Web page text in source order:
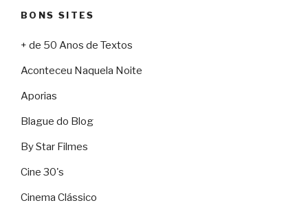
BONS SITES
+ de 50 Anos de Textos
Aconteceu Naquela Noite
Aporias
Blague do Blog
By Star Filmes
Cine 30's
Cinema Clássico